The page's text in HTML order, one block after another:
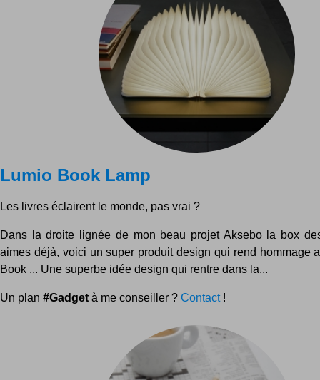
Lumio Book Lamp
Les livres éclairent le monde, pas vrai ?
Dans la droite lignée de mon beau projet Aksebo la box
aimes déjà, voici un super produit design qui rend hommage
Book ... Une superbe idée design qui rentre dans la...
Un plan #Gadget à me conseiller ? Contact!